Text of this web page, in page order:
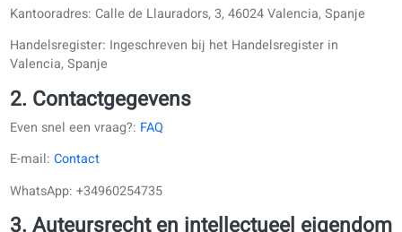
VAT: ESB40622912
Kantooradres: Calle de Llauradors, 3, 46024 Valencia,
Valencia, Spanje
2. Contactgegevens